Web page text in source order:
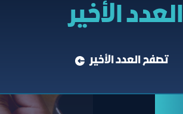
العدد الأخير
تصفح العدد الأخير